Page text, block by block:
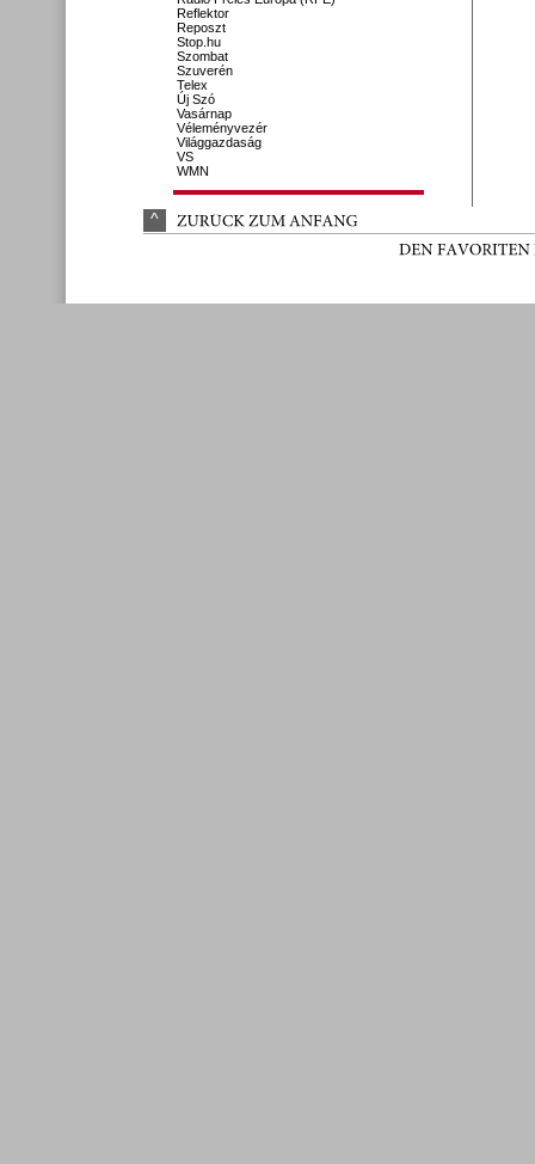
Reflektor
Reposzt
Stop.hu
Szombat
Szuverén
Telex
Új Szó
Vasárnap
Véleményvezér
Világgazdaság
VS
WMN
^ ZURÜCK ZUM ANFANG
DEN FAVORITEN